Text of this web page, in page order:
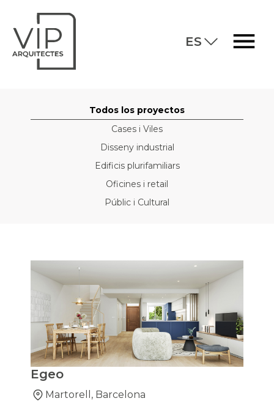
ES
Todos los proyectos
Cases i Viles
Disseny industrial
Edificis plurifamiliars
Oficines i retail
Públic i Cultural
Egeo
Martorell, Barcelona